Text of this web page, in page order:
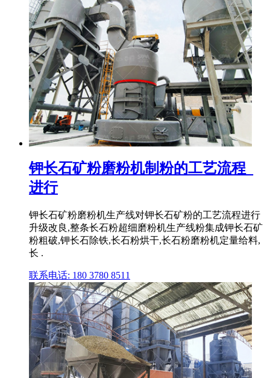
钾长石矿粉磨粉机制粉的工艺流程_
进行
钾长石矿粉磨粉机生产线对钾长石矿粉的工艺流程进行
升级改良,整条长石粉超细磨粉机生产线粉集成钾长石矿
粉粗破,钾长石除铁,长石粉烘干,长石粉磨粉机定量给料,
长 .
联系电话: 180 3780 8511